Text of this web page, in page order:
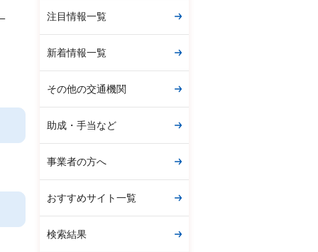
注目情報一覧
新着情報一覧
その他の交通機関
助成・手当など
事業者の方へ
おすすめサイト一覧
検索結果